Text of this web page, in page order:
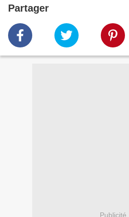
Partager
Publicité